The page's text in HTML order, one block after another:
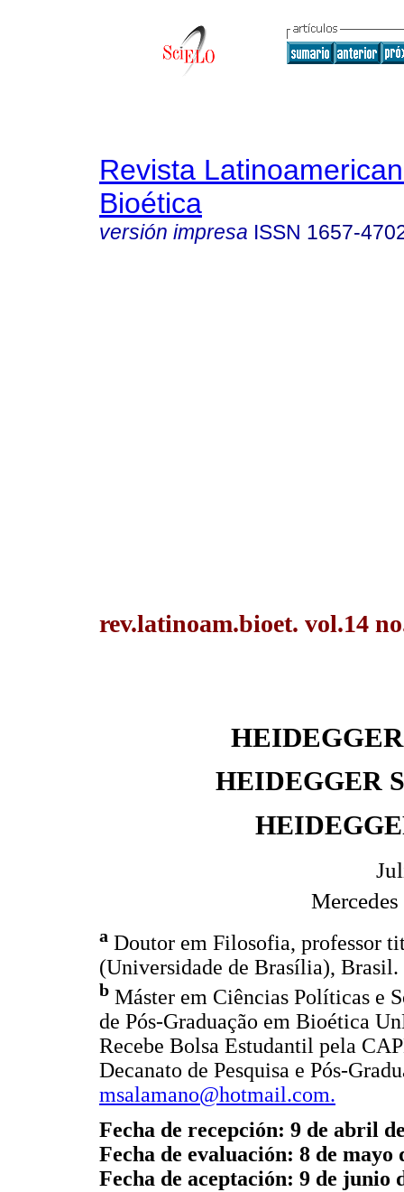
Revista
Bioética
versión impresa ISSN 1657-
rev.latinoam.bioet. vol.14
HEIDEGGER
a Doutor em Filosofia, professor
(Universidade de Brasília), Brasil.
b Máster em Ciências Políticas e
de Pós-Graduação em Bioética
Recebe Bolsa Estudantil pela
Decanato de Pesquisa e Pós-
msalamano@hotmail.com.
Fecha de recepción: 9 de abril
Fecha de evaluación: 8 de mayo
Fecha de aceptación: 9 de junio